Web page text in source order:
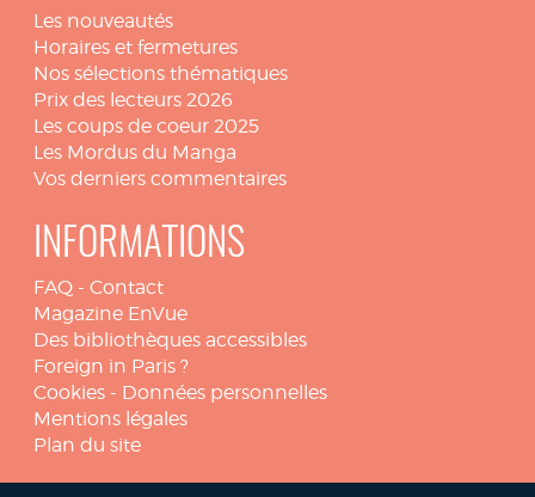
Les nouveautés
Horaires et fermetures
Nos sélections thématiques
Prix des lecteurs 2026
Les coups de coeur 2025
Les Mordus du Manga
Vos derniers commentaires
INFORMATIONS
FAQ - Contact
Magazine EnVue
Des bibliothèques accessibles
Foreign in Paris ?
Cookies - Données personnelles
Mentions légales
Plan du site